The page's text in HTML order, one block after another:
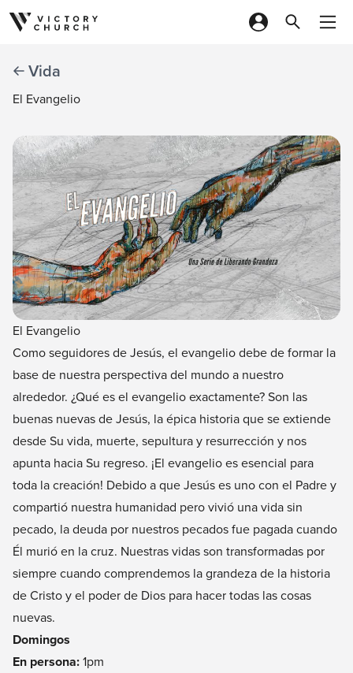
Skip to content
Vida
El Evangelio
El Evangelio
Como seguidores de Jesús, el evangelio debe de formar la
base de nuestra perspectiva del mundo a nuestro
alrededor. ¿Qué es el evangelio exactamente? Son las
buenas nuevas de Jesús, la épica historia que se extiende
desde Su vida, muerte, sepultura y resurrección y nos
apunta hacia Su regreso. ¡El evangelio es esencial para
toda la creación! Debido a que Jesús es uno con el Padre y
compartió nuestra humanidad pero vivió una vida sin
pecado, la deuda por nuestros pecados fue pagada cuando
Él murió en la cruz. Nuestras vidas son transformadas por
siempre cuando comprendemos la grandeza de la historia
de Cristo y el poder de Dios para hacer todas las cosas
nuevas.
Domingos
En persona:1pm